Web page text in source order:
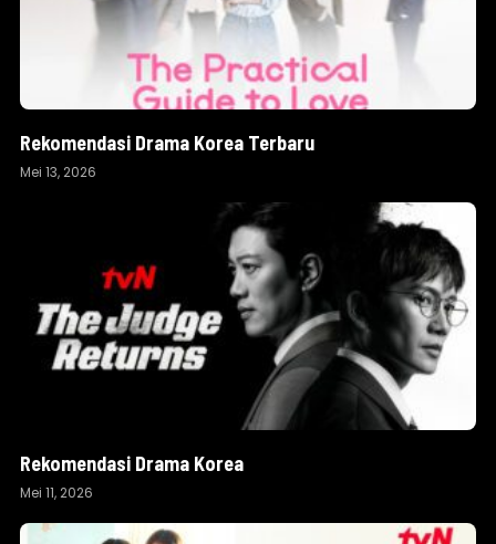
Rekomendasi Drama Korea Terbaru
Mei 13, 2026
Rekomendasi Drama Korea
Mei 11, 2026